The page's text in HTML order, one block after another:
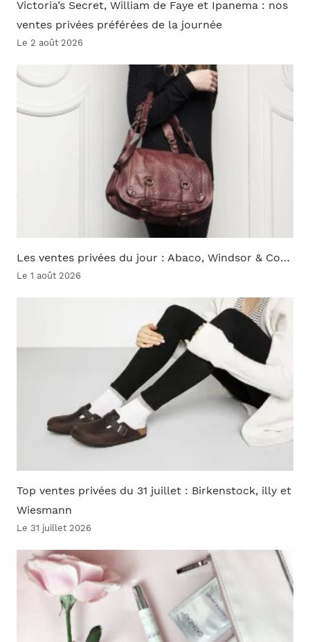
Victoria’s Secret, William de Faye et Ipanema : nos
ventes privées préférées de la journée
Le 2 août 2026
Les ventes privées du jour : Abaco, Windsor & Co…
Le 1 août 2026
Top ventes privées du 31 juillet : Birkenstock, illy et
Wiesmann
Le 31 juillet 2026